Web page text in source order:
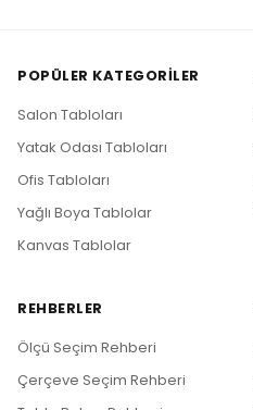
POPÜLER KATEGORILER
Salon Tabloları
Yatak Odası Tabloları
Ofis Tabloları
Yağlı Boya Tablolar
Kanvas Tablolar
REHBERLER
Ölçü Seçim Rehberi
Çerçeve Seçim Rehberi